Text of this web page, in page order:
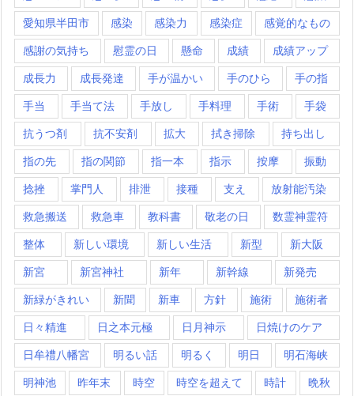
愛知県半田市 感染 感染力 感染症 感覚的なもの
感謝の気持ち 慰霊の日 懸命 成績 成績アップ
成長力 成長発達 手が温かい 手のひら 手の指
手当 手当て法 手放し 手料理 手術 手袋
抗うつ剤 抗不安剤 拡大 拭き掃除 持ち出し
指の先 指の関節 指一本 指示 按摩 振動
捻挫 掌門人 排泄 接種 支え 放射能汚染
救急搬送 救急車 教科書 敬老の日 数霊神霊符
整体 新しい環境 新しい生活 新型 新大阪
新宮 新宮神社 新年 新幹線 新発売
新緑がきれい 新聞 新車 方針 施術 施術者
日々精進 日之本元極 日月神示 日焼けのケア
日牟禮八幡宮 明るい話 明るく 明日 明石海峡
明神池 昨年末 時空 時空を超えて 時計 晩秋